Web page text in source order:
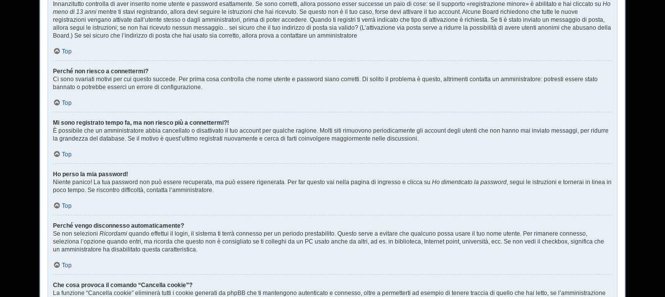
Innanzitutto controlla di aver inserito nome utente e password esattamente. Se sono corretti, allora possono esser successe un paio di cose: se il supporto «registrazione minore» è abilitato e hai cliccato su Ho
meno di 13 anni mentre ti stavi registrando, allora devi seguire le istruzioni che hai ricevuto. Se questo non è il tuo caso, forse devi attivare il tuo account. Alcune Board richiedono che tutte le nuove
registrazioni vengano attivate dall’utente stesso o dagli amministratori, prima di poter accedere. Quando ti registri ti verrà indicato che tipo di attivazione è richiesta. Se ti è stato inviato un messaggio di posta,
allora segui le istruzioni; se non hai ricevuto nessun messaggio... sei sicuro che il tuo indirizzo di posta sia valido? (L’attivazione via posta serve a ridurre la possibilità di avere utenti anonimi che abusano della
Board.) Se sei sicuro che l’indirizzo di posta che hai usato sia corretto, allora prova a contattare un amministratore
Top
Perché non riesco a connettermi?
Ci sono svariati motivi per cui questo succede. Per prima cosa controlla che nome utente e password siano corretti. Di solito il problema è questo, altrimenti contatta un amministratore: potresti essere stato
bannato o potrebbe esserci un errore di configurazione.
Top
Mi sono registrato tempo fa, ma non riesco più a connettermi?!
È possibile che un amministratore abbia cancellato o disattivato il tuo account per qualche ragione. Molti siti rimuovono periodicamente gli account degli utenti che non hanno mai inviato messaggi, per ridurre
la grandezza del database. Se il motivo è quest’ultimo registrati nuovamente e cerca di farti coinvolgere maggiormente nelle discussioni.
Top
Ho perso la mia password!
Niente panico! La tua password non può essere recuperata, ma può essere rigenerata. Per far questo vai nella pagina di ingresso e clicca su Ho dimenticato la password, segui le istruzioni e tornerai in linea in
poco tempo. Se riscontro difficoltà, contatta l’amministratore.
Top
Perché vengo disconnesso automaticamente?
Se non selezioni Ricordami quando effettui il login, il sistema ti terrà connesso per un periodo prestabilito. Questo serve a evitare che qualcuno possa usare il tuo nome utente. Per rimanere connesso,
seleziona l’opzione quando entri, ma ricorda che questo non è consigliato se ti colleghi da un PC usato anche da altri, ad es. in biblioteca, Internet point, università, ecc. Se non vedi il checkbox, significa che
un amministratore ha disabilitato questa caratteristica.
Top
Che cosa provoca il comando “Cancella cookie”?
La funzione “Cancella cookie” eliminerà tutti i cookie generati da phpBB che ti mantengono autenticato e connesso, oltre a permetterti ad esempio di tenere traccia di quello che hai letto, se l’amministrazione